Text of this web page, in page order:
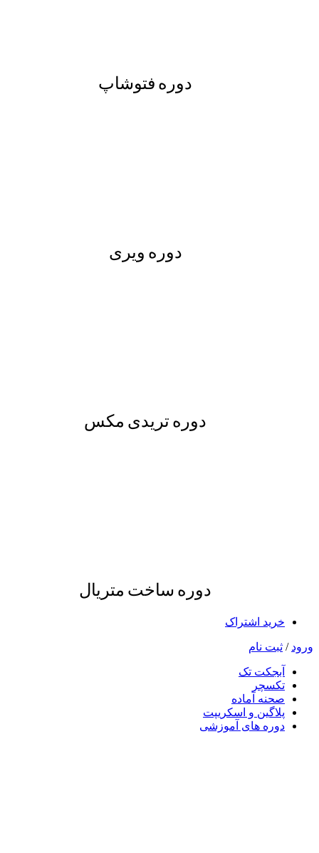
دوره فتوشاپ
دوره ویری
دوره تریدی مکس
دوره ساخت متریال
خرید اشتراک
ورود / ثبت نام
آبجکت تک
تکسچر
صحنه آماده
پلاگین و اسکریپت
دوره های آموزشی